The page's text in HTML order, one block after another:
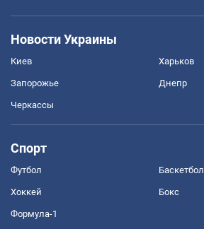
Новости Украины
Киев Харьков
Запорожье Днепр
Черкассы
Спорт
Футбол Баскетбол
Хоккей Бокс
Формула-1